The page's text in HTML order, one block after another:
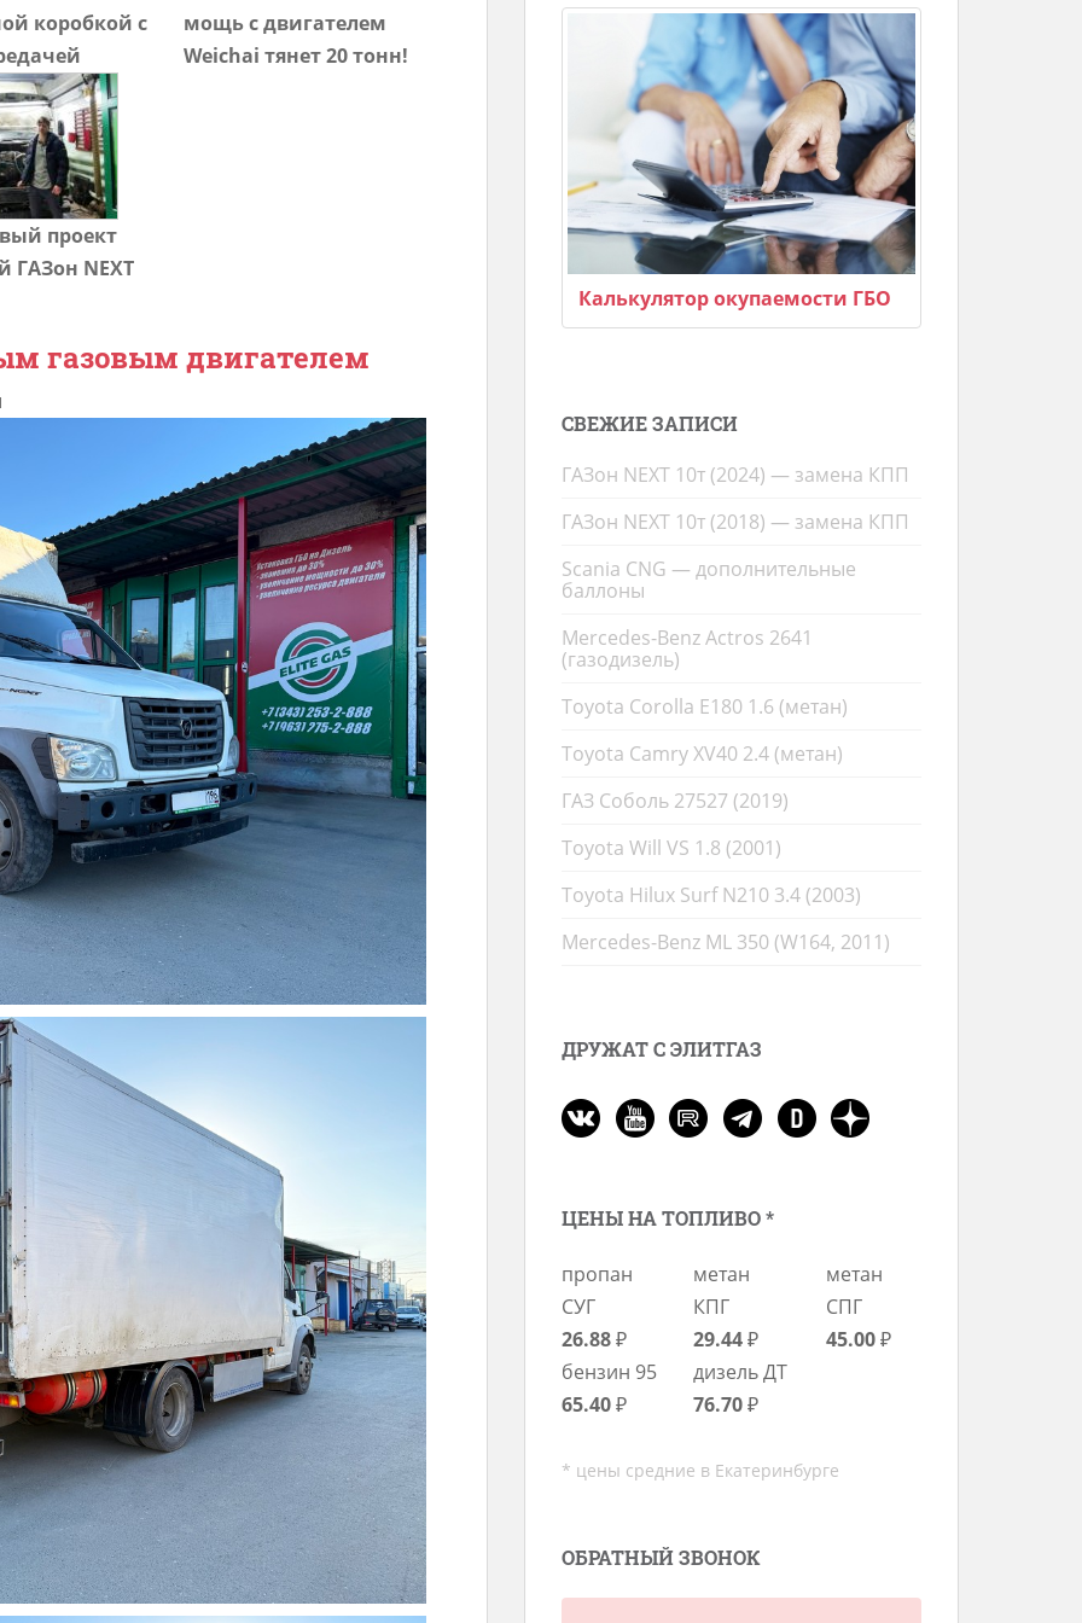
коробкой с
мощь с двигателем
Weichai тянет 20 тонн!
проект
ГАЗон NEXT
газовым двигателем
Калькулятор окупаемости ГБО
СВЕЖИЕ ЗАПИСИ
ГАЗон NEXT 10т (2024) — замена КПП
ГАЗон NEXT 10т (2018) — замена КПП
Scania CNG — дополнительные
баллоны
Mercedes-Benz Actros 2641
(газодизель)
Toyota Corolla E180 1.6 (метан)
Toyota Camry XV40 2.4 (метан)
ГАЗ Соболь 27527 (2019)
Toyota Will VS 1.8 (2001)
Toyota Hilux Surf N210 3.4 (2003)
Mercedes-Benz ML 350 (W164, 2011)
ДРУЖАТ С ЭЛИТГАЗ
ЦЕНЫ НА ТОПЛИВО *
пропан
СУГ
26.88₽
метан
КПГ
29.44₽
метан
СПГ
45.00₽
бензин 95
65.40₽
дизель ДТ
76.70₽
* цены средние в Екатеринбурге
ОБРАТНЫЙ ЗВОНОК